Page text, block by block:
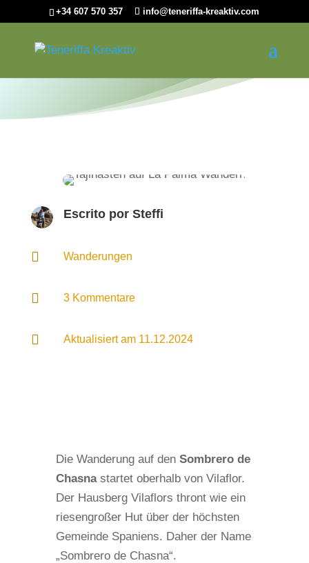
+34 607 570 357 info@teneriffa-kreaktiv.com
Escrito por Steffi
 Wanderungen
 3 Kommentare
 Aktualisiert am 11.12.2024
Die Wanderung auf den Sombrero de
Chasna startet oberhalb von Vilaflor.
Der Hausberg Vilaflors thront wie ein
riesengroßer Hut über der höchsten
Gemeinde Spaniens. Daher der Name
„Sombrero de Chasna“.